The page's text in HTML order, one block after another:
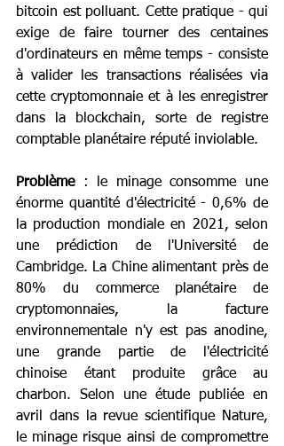
bitcoin est polluant. Cette pratique - qui
exige de faire tourner des centaines
d'ordinateurs en même temps - consiste
à valider les transactions réalisées via
cette cryptomonnaie et à les enregistrer
dans la blockchain, sorte de registre
comptable planétaire réputé inviolable.
Problème : le minage consomme une
énorme quantité d'électricité - 0,6% de
la production mondiale en 2021, selon
une prédiction de l'Université de
Cambridge. La Chine alimentant près de
80% du commerce planétaire de
cryptomonnaies, la facture
environnementale n'y est pas anodine,
une grande partie de l'électricité
chinoise étant produite grâce au
charbon. Selon une étude publiée en
avril dans la revue scientifique Nature,
le minage risque ainsi de compromettre